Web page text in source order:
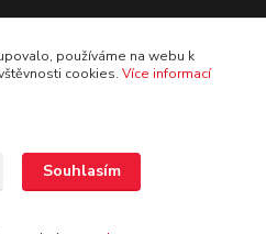
používáme na webu k
cookies. Více informací
Souhlasím